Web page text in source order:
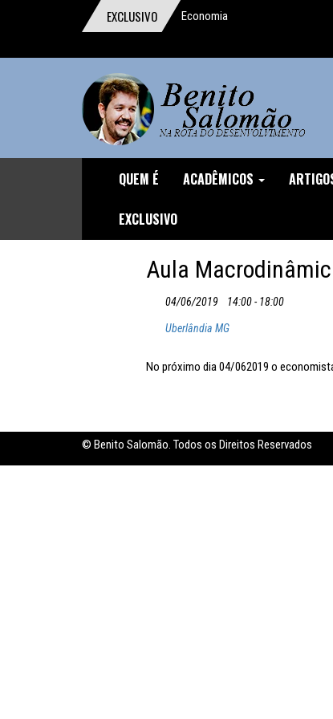
EXCLUSIVO Economia
Um digno, junto a indignos
A importância da reforma trabalhista
O homem que pensou o Brasil
A mentira da CLT
04/12/16
O Demônio Malthusiano
Nuances do Ajuste
O inviável Imposto sobre Fortunas
Inflação no dobro da meta
QUEM É ACADÊMICOS
EXCLUSIVO
Aula
04/06/2019 14:00 - 18:00
Uberlândia MG
No próximo dia 04/062019 o
© Benito Salomão. Todos os Direitos Reservados